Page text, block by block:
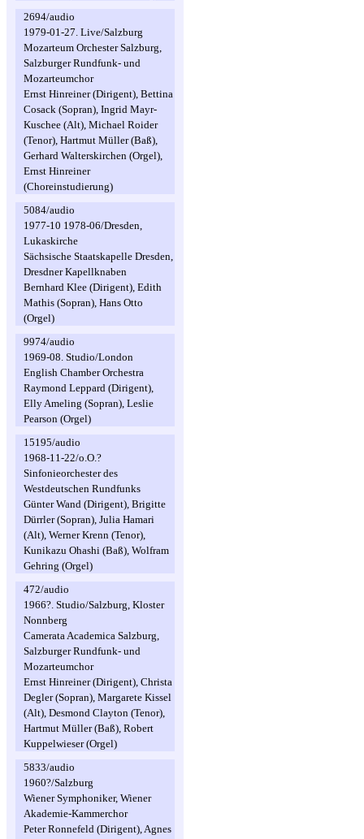
2694/audio
1979-01-27. Live/Salzburg
Mozarteum Orchester Salzburg,
Salzburger Rundfunk- und
Mozarteumchor
Ernst Hinreiner (Dirigent), Bettina
Cosack (Sopran), Ingrid Mayr-
Kuschee (Alt), Michael Roider
(Tenor), Hartmut Müller (Baß),
Gerhard Walterskirchen (Orgel),
Ernst Hinreiner
(Choreinstudierung)
5084/audio
1977-10 1978-06/Dresden,
Lukaskirche
Sächsische Staatskapelle Dresden,
Dresdner Kapellknaben
Bernhard Klee (Dirigent), Edith
Mathis (Sopran), Hans Otto
(Orgel)
9974/audio
1969-08. Studio/London
English Chamber Orchestra
Raymond Leppard (Dirigent),
Elly Ameling (Sopran), Leslie
Pearson (Orgel)
15195/audio
1968-11-22/o.O.?
Sinfonieorchester des
Westdeutschen Rundfunks
Günter Wand (Dirigent), Brigitte
Dürrler (Sopran), Julia Hamari
(Alt), Werner Krenn (Tenor),
Kunikazu Ohashi (Baß), Wolfram
Gehring (Orgel)
472/audio
1966?. Studio/Salzburg, Kloster
Nonnberg
Camerata Academica Salzburg,
Salzburger Rundfunk- und
Mozarteumchor
Ernst Hinreiner (Dirigent), Christa
Degler (Sopran), Margarete Kissel
(Alt), Desmond Clayton (Tenor),
Hartmut Müller (Baß), Robert
Kuppelwieser (Orgel)
5833/audio
1960?/Salzburg
Wiener Symphoniker, Wiener
Akademie-Kammerchor
Peter Ronnefeld (Dirigent), Agnes